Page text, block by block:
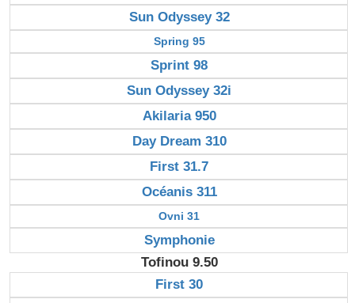
Sun Odyssey 32
Spring 95
Sprint 98
Sun Odyssey 32i
Akilaria 950
Day Dream 310
First 31.7
Océanis 311
Ovni 31
Symphonie
Tofinou 9.50
First 30